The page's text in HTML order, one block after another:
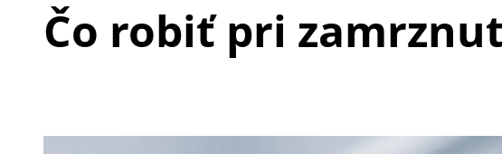
Ksystem
Čo robiť pri